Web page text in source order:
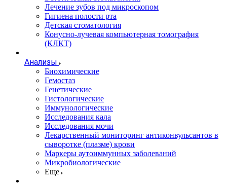
Лечение зубов под микроскопом
Гигиена полости рта
Детская стоматология
Конусно-лучевая компьютерная томография
(КЛКТ)
Анализы
Биохимические
Гемостаз
Генетические
Гистологические
Иммунологические
Исследования кала
Исследования мочи
Лекарственный мониторинг антиконвульсантов в
сыворотке (плазме) крови
Маркеры аутоиммунных заболеваний
Микробиологические
Еще